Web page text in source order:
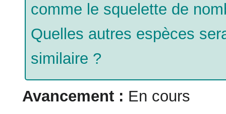
comme le squelette de
Quelles autres espèces
similaire ?
Avancement : En cours